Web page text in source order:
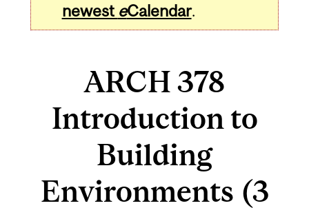
newest eCalendar.
ARCH 378
Introduction to
Building
Environments (3